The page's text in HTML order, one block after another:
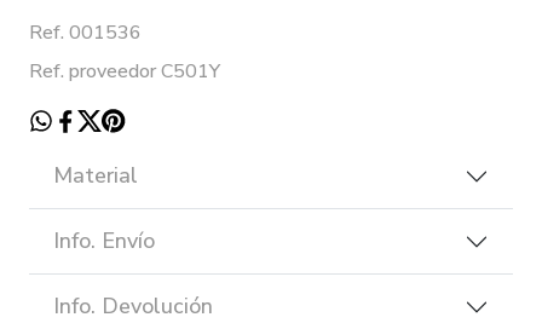
Ref. 001536
Ref. proveedor C501Y
Material
Info. Envío
Info. Devolución